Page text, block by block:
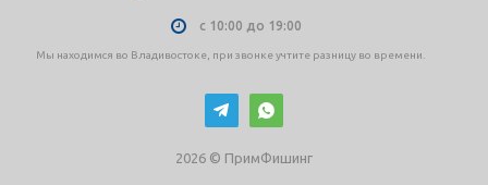
с 10:00 до 19:00
Мы находимся во Владивостоке, при звонке учтите разницу во времени.
2026 © ПримФишинг